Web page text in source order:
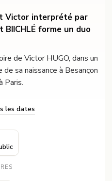
Victor interprété par
forme un duo
de Victor HUGO, dans un
sa naissance à Besançon
Paris.
les dates